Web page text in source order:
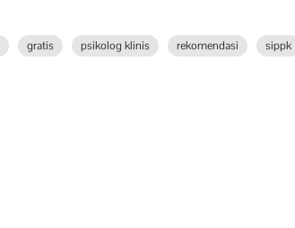
gratis psikolog klinis rekomendasi sippk